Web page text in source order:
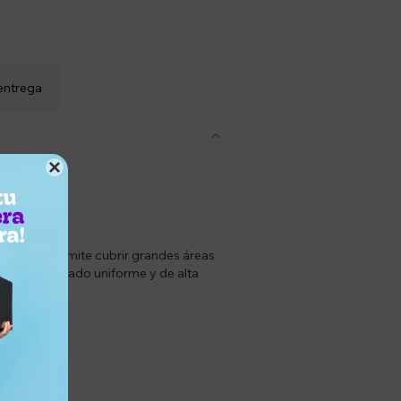

ml permite cubrir grandes áreas
un acabado uniforme y de alta